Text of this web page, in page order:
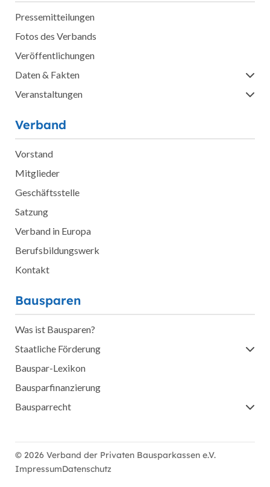
Pressemitteilungen
Fotos des Verbands
Veröffentlichungen
Daten & Fakten
Veranstaltungen
Verband
Vorstand
Mitglieder
Geschäftsstelle
Satzung
Verband in Europa
Berufsbildungswerk
Kontakt
Bausparen
Was ist Bausparen?
Staatliche Förderung
Bauspar-Lexikon
Bausparfinanzierung
Bausparrecht
© 2026 Verband der Privaten Bausparkassen e.V.
ImpressumDatenschutz